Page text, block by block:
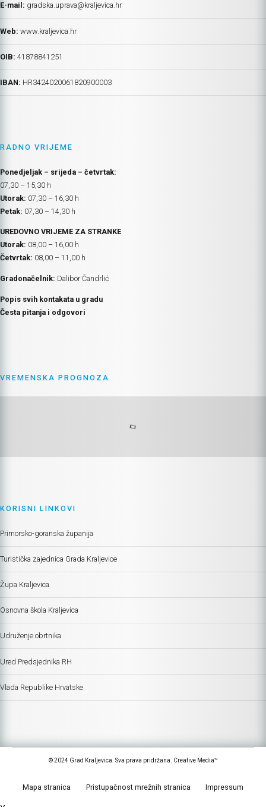
E-mail: gradska.uprava@kraljevica.hr
Web: www.kraljevica.hr
OIB: 41878841251
IBAN: HR3424020061820900003
RADNO VRIJEME
Ponedjeljak – srijeda – četvrtak:
07,30 – 15,30 h
Utorak: 07,30 – 16,30 h
Petak: 07,30 – 14,30 h
UREDOVNO VRIJEME ZA STRANKE
Utorak: 08,00 – 16,00 h
Četvrtak: 08,00 – 11,00 h
Gradonačelnik: Dalibor Čandrlić
Popis svih kontakata u gradu
Česta pitanja i odgovori
VREMENSKA PROGNOZA
KORISNI LINKOVI
Primorsko-goranska županija
Turistička zajednica Grada Kraljevice
Župa Kraljevica
Osnovna škola Kraljevica
Udruženje obrtnika
Ured Predsjednika RH
Vlada Republike Hrvatske
© 2024 Grad Kraljevica. Sva prava pridržana. Creative Media™
Mapa stranica Pristupačnost mrežnih stranica Impressum